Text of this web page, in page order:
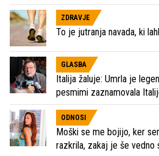
ZDRAVJE
To je jutranja navada, ki
GLASBA
Italija žaluje: Umrla je
pesmimi zaznamovala
ODNOSI
Moški se me bojijo, ker
razkrila, zakaj je še vedno